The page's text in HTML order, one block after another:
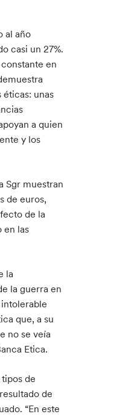
al año
casi un 27%.
en
éticas: unas
a quien
y los
Sgr muestran
de euros,
de la
en las
la
la guerra en
que, a su
no se veía
Etica.
de
de
“En este